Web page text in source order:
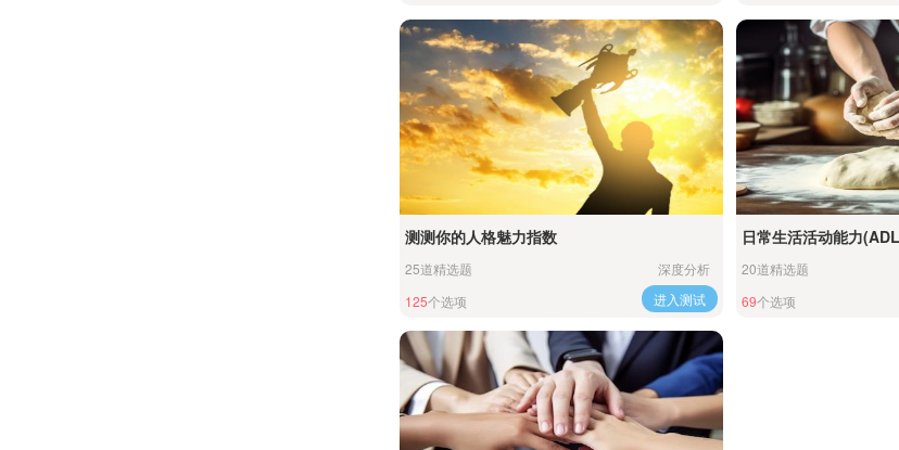
测测你的人格魅力指数
25道精选题
深度分析
125个选项 进入测试
日常生活活动能力
20道精选题
69个选项